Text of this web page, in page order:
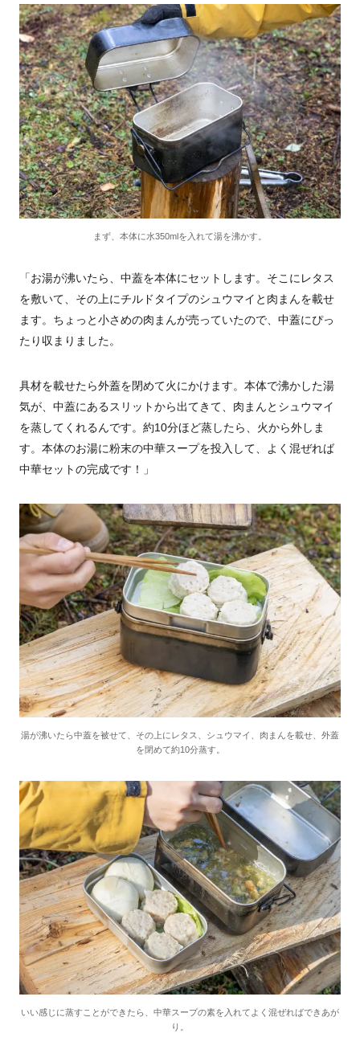
まず、本体に水350mlを入れて湯を沸かす。
「お湯が沸いたら、中蓋を本体にセットします。そこにレタス
を敷いて、その上にチルドタイプのシュウマイと肉まんを載せ
ます。ちょっと小さめの肉まんが売っていたので、中蓋にぴっ
たり収まりました。
具材を載せたら外蓋を閉めて火にかけます。本体で沸かした湯
気が、中蓋にあるスリットから出てきて、肉まんとシュウマイ
を蒸してくれるんです。約10分ほど蒸したら、火から外しま
す。本体のお湯に粉末の中華スープを投入して、よく混ぜれば
中華セットの完成です！」
湯が沸いたら中蓋を被せて、その上にレタス、シュウマイ、肉まんを載せ、外蓋
を閉めて約10分蒸す。
いい感じに蒸すことができたら、中華スープの素を入れてよく混ぜればできあが
り。